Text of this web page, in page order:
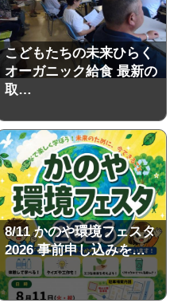
こどもたちの未来ひらく
オーガニック給食 最新の
取…
8/11 かのや環境フェスタ
2026 事前申し込みを…